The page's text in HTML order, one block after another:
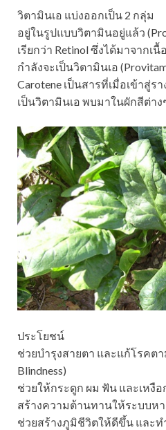
วิตามินเอ แบ่งออกเป็น 2 กลุ่ม
อยู่ในรูปแบบวิตามินอยู่แล้ว
เรียกว่า Retinol ซึ่งได้มาจากเ
กำลังจะเป็นวิตามินเอ
Carotene เป็นสารที่เมื่อเข้าสู่ร
เป็นวิตามินเอ พบมาในผักสีต่า
ประโยชน์
ช่วยบำรุงสายตา และแก้โรคต
Blindness)
ช่วยให้กระดูก ผม ฟัน และเหงือ
สร้างความต้านทานให้ระบบหา
ช่วยสร้างภูมิชีวิตให้ดีขึ้น และท